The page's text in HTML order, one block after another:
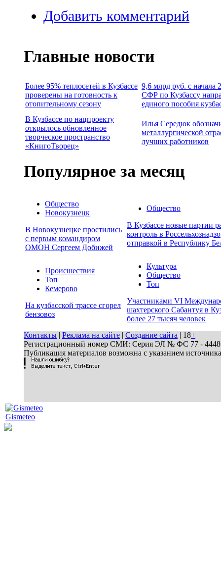
Добавить комментарий
Главные новости
Более 95% теплосетей в Кузбассе
проверены на готовность к
отопительному сезону
9,6 млрд руб. с начала
СФР по Кузбассу
единого пособия
В Кузбассе по нацпроекту
открылось обновленное
творческое пространство
«КнигоТворец»
Илья Середюк
металлургической
лучших работников
Популярное за месяц
Общество
Новокузнецк
В Новокузнецке простились
с первым командиром
ОМОН Сергеем Добижей
Общество
В Кузбассе новые партии
контроль в
отправкой в Республику
Происшествия
Топ
Кемерово
На кузбасской трассе сгорел
бензовоз
Культура
Общество
Топ
Участниками VI
шахтерского Сабантуя в
более 27 тысяч человек
Контакты | Реклама на сайте | Создание сайта | 18+
Регистрационный номер СМИ: Серия ЭЛ № ФС 77 - 44486
Публикация материалов возможна с указанием
Gismeteo